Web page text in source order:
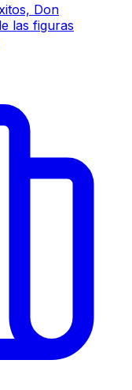
Don
las figuras